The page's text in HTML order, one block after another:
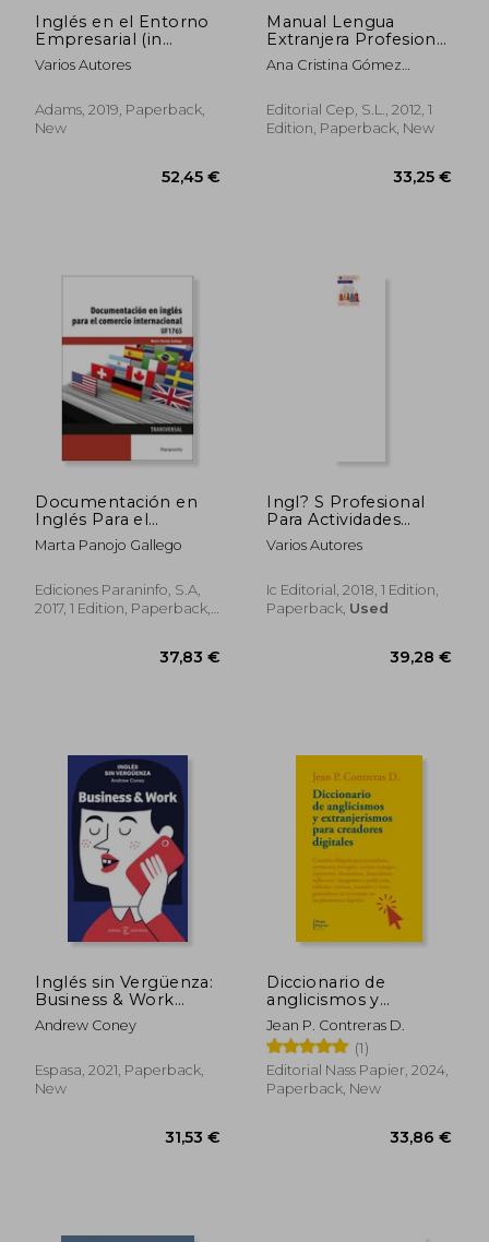
54,20 €
44,85 €
Inglés en el Entorno
Empresarial (in
Spanish)
Varios Autores
Adams, 2019, Paperback,
New
Manual Lengua
Extranjera Profesional
Para la Gestión
Administrativa en la
Cliente. Certificados
de Profesionalidad.
Relación con el
Ana Cristina Gómez
Editorial Cep, S.L., 2012, 1
Edition, Paperback, New
Documentación en
Inglés Para el
Comercio
Internacional (in
Marta Panojo Gallego
Ediciones Paraninfo, S.A,
2017, 1 Edition, Paperback,
Ingl? S Profesional
Para Actividades
Comerciales.
Comv0108 -
(in Spanish)
Varios Autores
Ic Editorial, 2018, 1 Edition,
Paperback, Used
Inglés sin Vergüenza:
Business & Work
(Idiomas) (in Spanish)
Andrew Coney
Espasa, 2021, Paperback,
New
Diccionario de
anglicismos y
extranjerismos para
creadores digitales (in
Spanish)
Jean P. Contreras D.
(1)
Editorial Nass Papier, 2024,
Paperback, New